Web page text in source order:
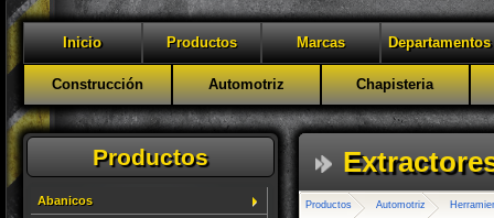
Inicio Productos Marcas Departamentos
Construcción Automotriz Chapisteria
Productos
Abanicos Productos Automotriz